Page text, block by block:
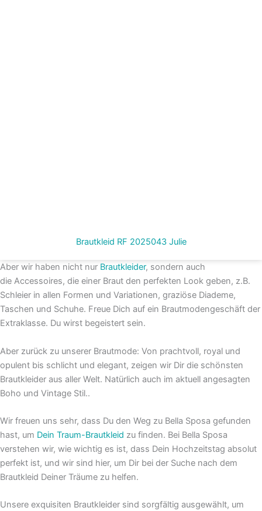
Brautkleid RF 2025043 Julie
Aber wir haben nicht nur Brautkleider, sondern auch
die Accessoires, die einer Braut den perfekten Look geben, z.B.
Schleier in allen Formen und Variationen, graziöse Diademe,
Taschen und Schuhe. Freue Dich auf ein Brautmodengeschäft der
Extraklasse. Du wirst begeistert sein.
Aber zurück zu unserer Brautmode: Von prachtvoll, royal und
opulent bis schlicht und elegant, zeigen wir Dir die schönsten
Brautkleider aus aller Welt. Natürlich auch im aktuell angesagten
Boho und Vintage Stil..
Wir freuen uns sehr, dass Du den Weg zu Bella Sposa gefunden
hast, um Dein Traum-Brautkleid zu finden. Bei Bella Sposa
verstehen wir, wie wichtig es ist, dass Dein Hochzeitstag absolut
perfekt ist, und wir sind hier, um Dir bei der Suche nach dem
Brautkleid Deiner Träume zu helfen.
Unsere exquisiten Brautkleider sind sorgfältig ausgewählt, um